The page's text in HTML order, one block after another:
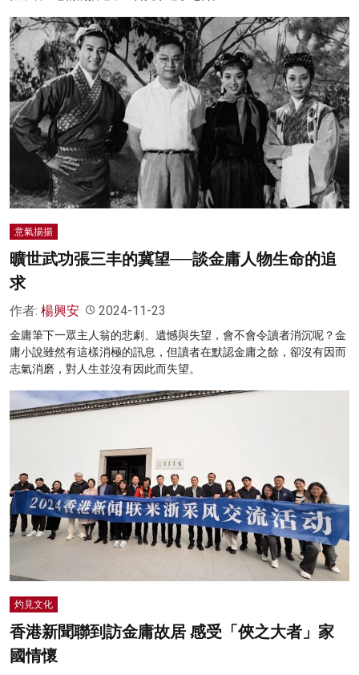
意氣揚揚
曠世武功張三丰的冀望──談金庸人物生命的追
求
作者: 楊興安 2024-11-23
金庸筆下一眾主人翁的悲劇、遺憾與失望，會不會令讀者消沉呢？金
庸小說雖然有這樣消極的訊息，但讀者在默認金庸之餘，卻沒有因而
志氣消磨，對人生並沒有因此而失望。
灼見文化
香港新聞聯到訪金庸故居 感受「俠之大者」家
國情懷